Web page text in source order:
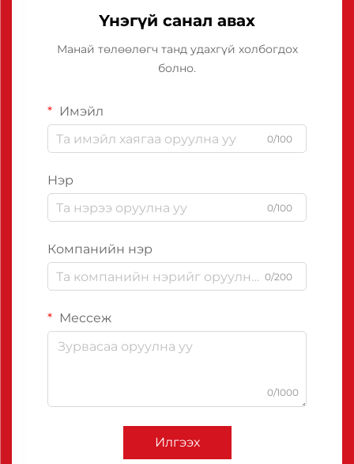
Үнэгүй санал авах
Манай төлөөлөгч танд удахгүй холбогдох
болно.
Имэйл
0/100
Нэр
0/100
Компанийн нэр
0/200
Мессеж
0/1000
Илгээх